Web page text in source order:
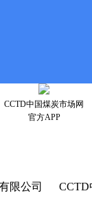
CCTD中国煤炭市场网
官方APP
有限公司